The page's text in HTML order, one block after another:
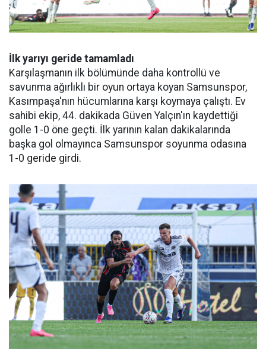
İlk yarıyı geride tamamladı
Karşılaşmanın ilk bölümünde daha kontrollü ve
savunma ağırlıklı bir oyun ortaya koyan Samsunspor,
Kasımpaşa'nın hücumlarına karşı koymaya çalıştı. Ev
sahibi ekip, 44. dakikada Güven Yalçın'ın kaydettiği
golle 1-0 öne geçti. İlk yarının kalan dakikalarında
başka gol olmayınca Samsunspor soyunma odasına
1-0 geride girdi.